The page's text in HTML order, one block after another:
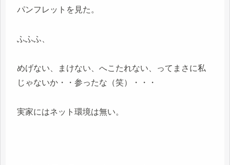
パンフレットを見た。
ふふふ、
めげない、まけない、へこたれない、ってまさに私
じゃないか・・参ったな（笑）・・・
実家にはネット環境は無い。